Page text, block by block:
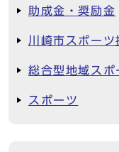
助成金・奨励金
川崎市スポーツ
総合型地域スポ
スポーツ